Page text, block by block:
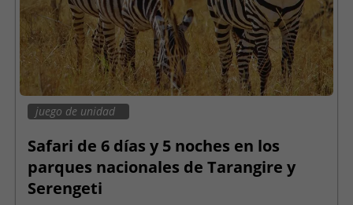
juego de unidad
Safari de 6 días y 5 noches en los
parques nacionales de Tarangire y
Serengeti